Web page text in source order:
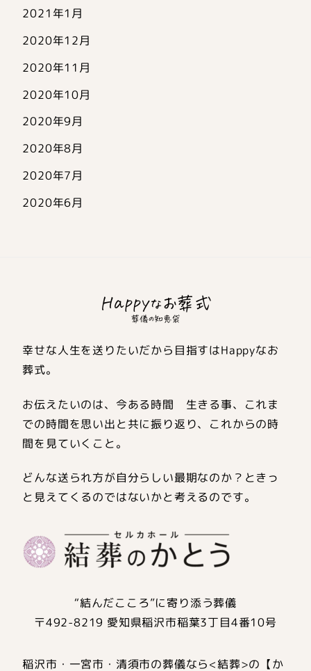
2021年1月
2020年12月
2020年11月
2020年10月
2020年9月
2020年8月
2020年7月
2020年6月
幸せな人生を送りたいだから目指すはHappyなお
葬式。
お伝えたいのは、今ある時間 生きる事、これま
での時間を思い出と共に振り返り、これからの時
間を見ていくこと。
どんな送られ方が自分らしい最期なのか？ときっ
と見えてくるのではないかと考えるのです。
“結んだこころ”に寄り添う葬儀
〒492-8219 愛知県稲沢市稲葉3丁目4番10号
稲沢市・一宮市・清須市の葬儀なら<結葬>の【か